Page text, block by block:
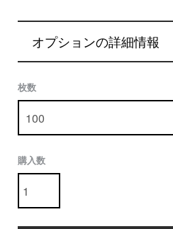
オプションの詳細情報
枚数
購入数